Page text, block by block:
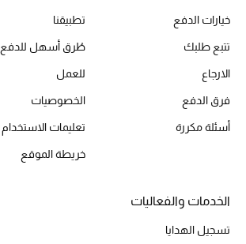
أبرز المصممين
تسوقوا الأحذية
خيارات الدفع
تتبع طلبك
الارجاع
فرق الدفع
أسئلة مكررة
تطبيقنا
طُرق أسهل للدفع
للعمل
الخصوصيات
تعليمات الاستخدام
خريطة الموقع
الخدمات والفعاليات
تسجيل الهدايا